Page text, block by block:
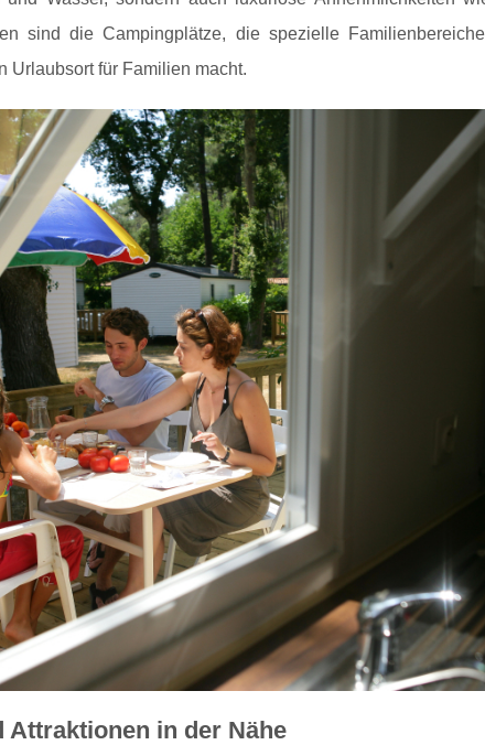
sind die Campingplätze, die spezielle
Urlaubsort für Familien macht.
in der Nähe